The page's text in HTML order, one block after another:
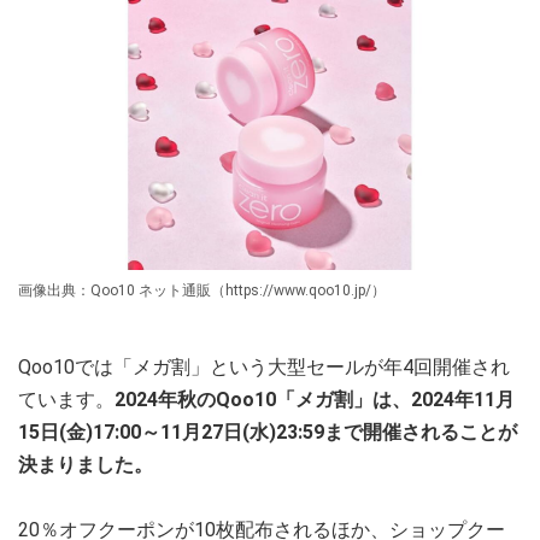
画像出典：Qoo10 ネット通販（https://www.qoo10.jp/）
Qoo10では「メガ割」という大型セールが年4回開催され
ています。 2024年秋のQoo10「メガ割」は、2024年11月
15日(金)17:00～11月27日(水)23:59まで開催されることが
決まりました。
20％オフクーポンが10枚配布されるほか、ショップクー